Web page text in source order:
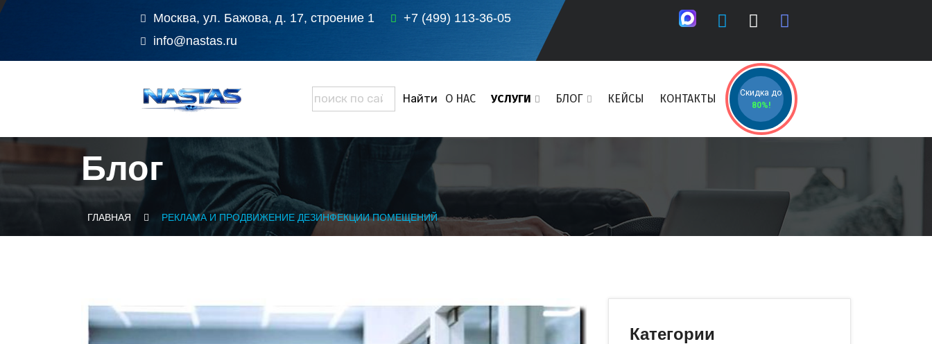
Москва, ул. Бажова, д. 17, строение 1
+7 (499) 113-36-05
info@nastas.ru
О НАС УСЛУГИ БЛОГ КЕЙСЫ КОНТАКТЫ
Скидка до
80%!
Блог
ГЛАВНАЯ РЕКЛАМА И ПРОДВИЖЕНИЕ ДЕЗИНФЕКЦИИ ПОМЕЩЕНИЙ
Категории